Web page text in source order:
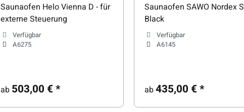
Saunaofen Helo Vienna D - für
externe Steuerung
Verfügbar
A6275
ab 503,00 €*
Saunaofen SAWO Nordex S
Black
Verfügbar
A6145
ab435,00 €*